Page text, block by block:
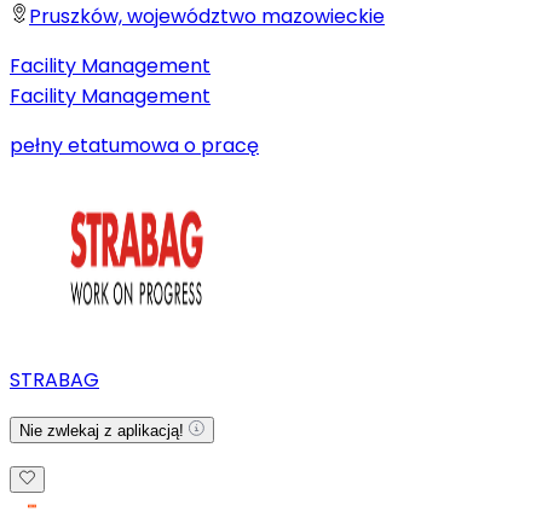
Pruszków, województwo mazowieckie
Facility Management
Facility Management
pełny etatumowa o pracę
STRABAG
Nie zwlekaj z aplikacją!